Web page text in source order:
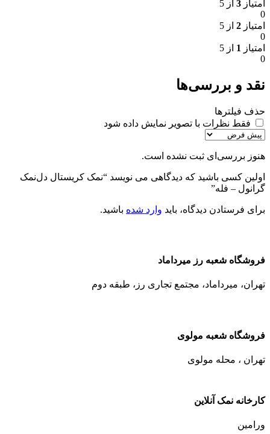
امتیاز 3 از 5
0
امتیاز 2 از 5
0
امتیاز 1 از 5
0
نقد و بررسی‌ها
حذف فیلترها
فقط نظرات با تصویر نمایش داده شود
هنوز بررسی‌ای ثبت نشده است.
اولین کسی باشید که دیدگاهی می نویسد “نمک کریستال دل‌نمک
گرانول – فله”
برای فرستادن دیدگاه، باید وارد شده باشید.
فروشگاه شعبه رز میرداماد
تهران، میرداماد، مجتمع تجاری رز،‌ طبقه دوم
فروشگاه شعبه مولوی
تهران ، محله مولوی
کارخانه نمک آنلاین
ورامین